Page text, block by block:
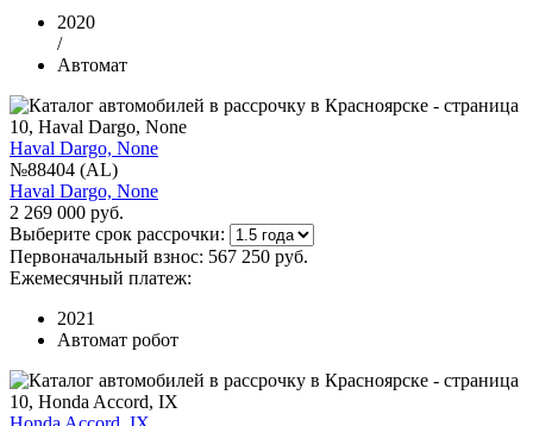
2020
/
Автомат
Haval Dargo, None
№88404 (AL)
Haval Dargo, None
2 269 000 руб.
Выберите срок рассрочки:
Первоначальный взнос: 567 250 руб.
Ежемесячный платеж:
2021
Автомат робот